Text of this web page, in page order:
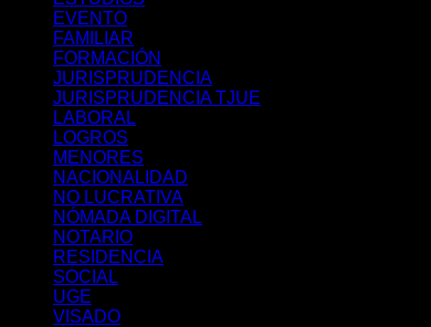
EVENTO
FAMILIAR
FORMACIÓN
JURISPRUDENCIA
JURISPRUDENCIA TJUE
LABORAL
LOGROS
MENORES
NACIONALIDAD
NO LUCRATIVA
NÓMADA DIGITAL
NOTARIO
RESIDENCIA
SOCIAL
UGE
VISADO